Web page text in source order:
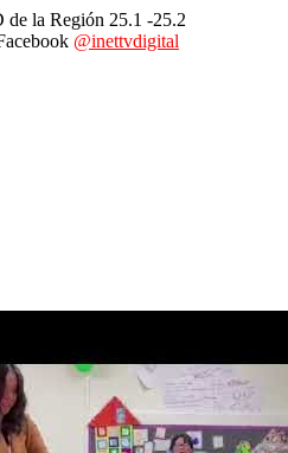
de la Región 25.1 -25.2
@inettvdigital